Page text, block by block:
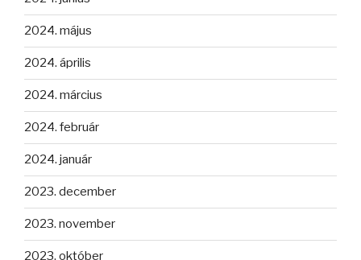
2024. május
2024. április
2024. március
2024. február
2024. január
2023. december
2023. november
2023. október